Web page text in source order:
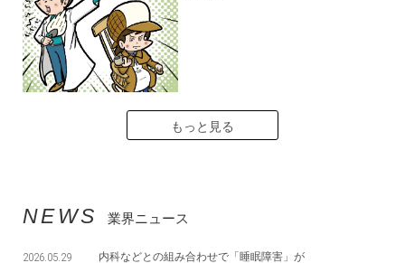
もっと見る
NEWS 業界ニュース
2026.05.29
内科などとの組み合わせで「睡眠障害」が